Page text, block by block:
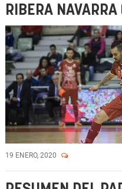
RIBERA NAVARRA
19 ENERO, 2020